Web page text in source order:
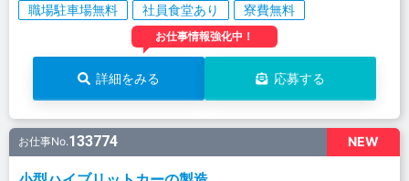
職場駐車場無料
社員食堂あり 寮費無料
お仕事情報強化中！
詳細をみる 応募する
NEW
お仕事No.133774